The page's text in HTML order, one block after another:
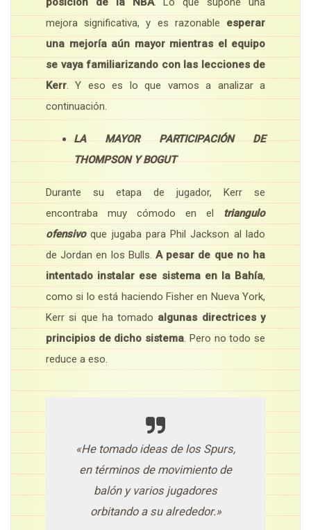
mejora significativa, y es razonable esperar
una mejoría aún mayor mientras el equipo
se vaya familiarizando con las lecciones de
Kerr. Y eso es lo que vamos a analizar a
continuación.
LA MAYOR PARTICIPACIÓN DE
THOMPSON Y BOGUT
Durante su etapa de jugador, Kerr se
encontraba muy cómodo en el triangulo
ofensivoque jugaba para Phil Jackson al lado
de Jordan en los Bulls. A pesar de que no ha
intentado instalar ese sistema en la Bahía,
como si lo está haciendo Fisher en Nueva York,
Kerr si que ha tomado algunas directrices y
principios de dicho sistema. Pero no todo se
reduce a eso.
«He tomado ideas de los Spurs,
en términos de movimiento de
balón y varios jugadores
orbitando a su alrededor.»